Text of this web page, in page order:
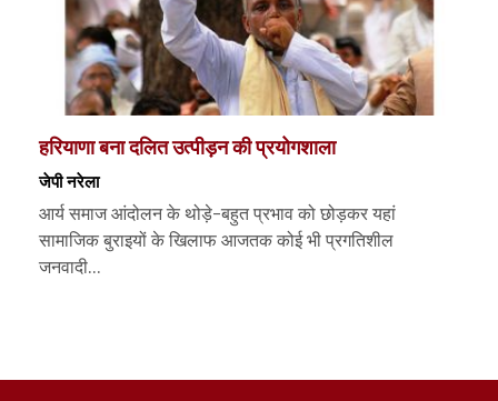
हरियाणा बना दलित उत्पीड़न की प्रयोगशाला
जेपी नरेला
आर्य समाज आंदोलन के थोड़े-बहुत प्रभाव को छोड़कर यहां
सामाजिक बुराइयों के खिलाफ आजतक कोई भी प्रगतिशील
जनवादी...